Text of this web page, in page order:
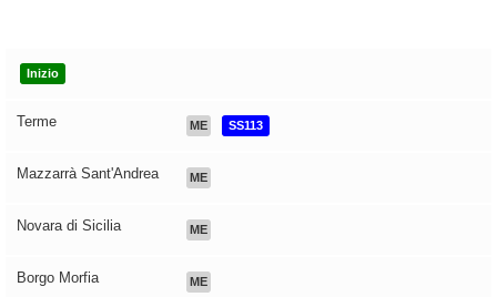
Inizio
Terme ME SS113
Mazzarrà Sant'Andrea ME
Novara di Sicilia ME
Borgo Morfia ME